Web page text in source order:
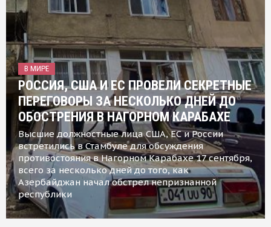
В МИРЕ
РОССИЯ, США И ЕС ПРОВЕЛИ СЕКРЕТНЫЕ
ПЕРЕГОВОРЫ ЗА НЕСКОЛЬКО ДНЕЙ ДО
ОБОСТРЕНИЯ В НАГОРНОМ КАРАБАХЕ
Высшие должностные лица США, ЕС и России
встретились в Стамбуле для обсуждения
противостояния в Нагорном Карабахе 17 сентября,
всего за несколько дней до того, как
Азербайджан начал обстрел непризнанной
республики